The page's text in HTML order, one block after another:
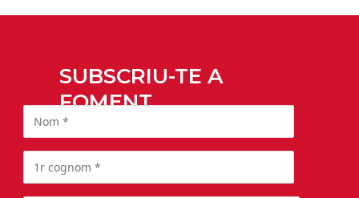
SUBSCRIU-TE A
FOMENT